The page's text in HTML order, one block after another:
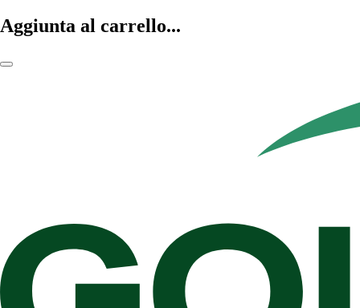
Aggiunta al carrello...